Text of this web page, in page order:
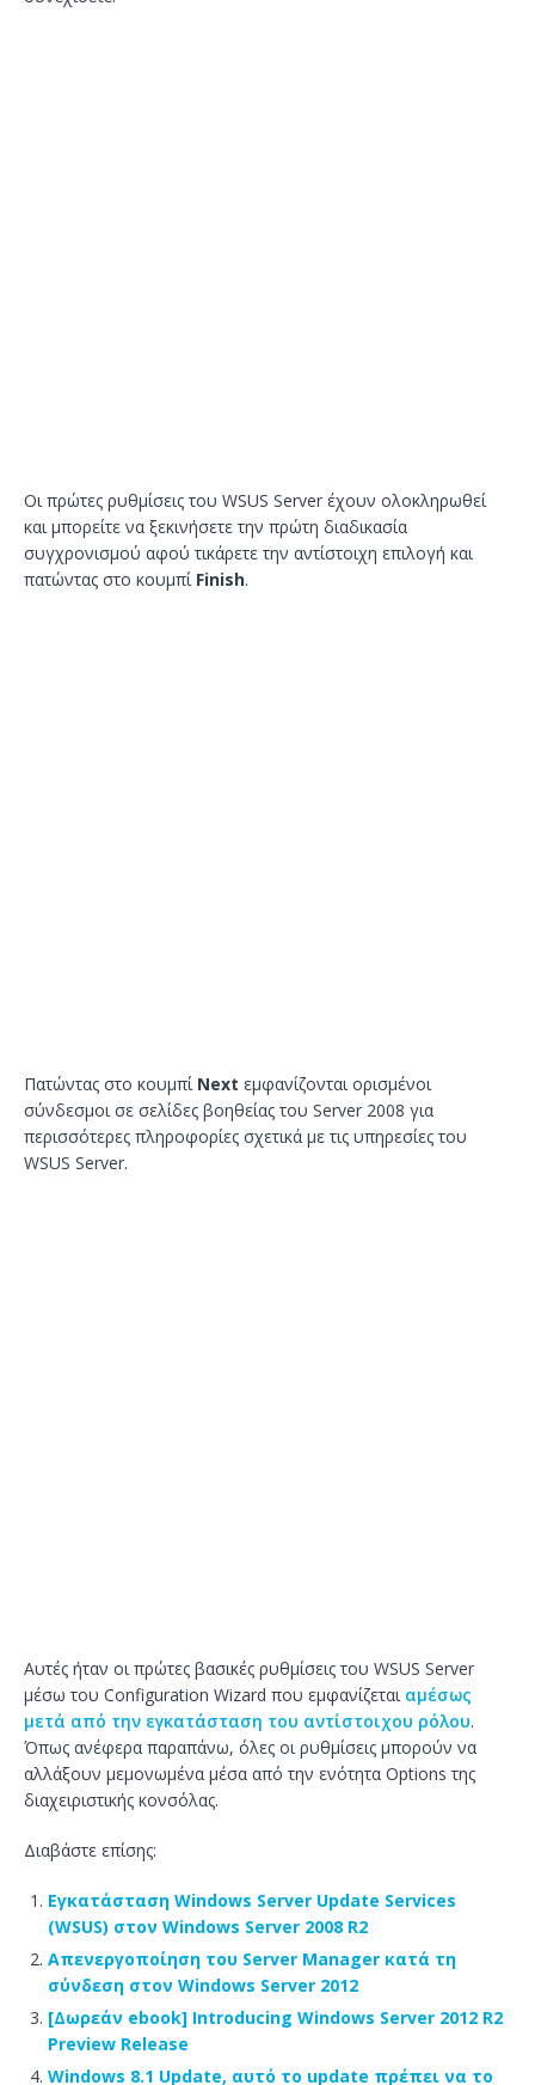
Οι πρώτες ρυθμίσεις του WSUS Server έχουν ολοκληρωθεί
και μπορείτε να ξεκινήσετε την πρώτη διαδικασία
συγχρονισμού αφού τικάρετε την αντίστοιχη επιλογή και
πατώντας στο κουμπί Finish.
Πατώντας στο κουμπί Next εμφανίζονται ορισμένοι
σύνδεσμοι σε σελίδες βοηθείας του Server 2008 για
περισσότερες πληροφορίες σχετικά με τις υπηρεσίες του
WSUS Server.
Αυτές ήταν οι πρώτες βασικές ρυθμίσεις του WSUS Server
μέσω του Configuration Wizard που εμφανίζεται αμέσως
μετά από την εγκατάσταση του αντίστοιχου ρόλου.
Όπως ανέφερα παραπάνω, όλες οι ρυθμίσεις μπορούν να
αλλάξουν μεμονωμένα μέσα από την ενότητα Options της
διαχειριστικής κονσόλας.
Διαβάστε επίσης:
Εγκατάσταση Windows Server Update Services
(WSUS) στον Windows Server 2008 R2
Απενεργοποίηση του Server Manager κατά τη
σύνδεση στον Windows Server 2012
[Δωρεάν ebook] Introducing Windows Server 2012 R2
Preview Release
Windows 8.1 Update, αυτό το update πρέπει να το